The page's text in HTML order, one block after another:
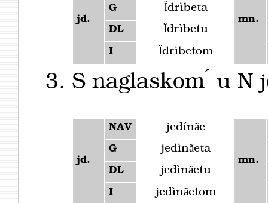
jd. mn.
G Ïdrìbeta
DL Ïdrìbetu
I Ïdrìbetom
S naglaskom ́ u N
jd.
NAV jedínãe
mn.
G jedìnãeta
DL jedìnãetu
I jedìnãetom